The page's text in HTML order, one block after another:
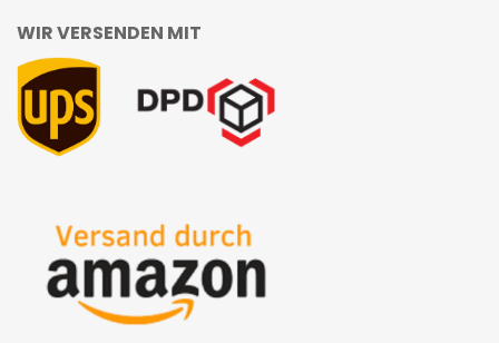
WIR VERSENDEN MIT